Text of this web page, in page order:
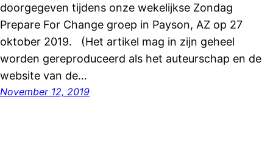
doorgegeven tijdens onze wekelijkse Zondag
Prepare For Change groep in Payson, AZ op 27
oktober 2019. (Het artikel mag in zijn geheel
worden gereproduceerd als het auteurschap en de
website van de…
November 12, 2019